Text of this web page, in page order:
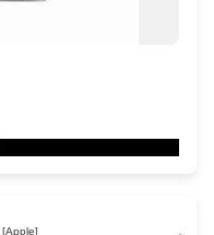
[Apple]